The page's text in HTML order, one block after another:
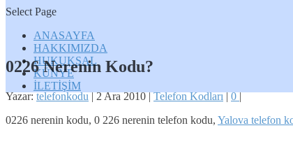
Select Page
ANASAYFA
HAKKIMIZDA
HUKUKSAL
KÜNYE
İLETİŞİM
0226 Nerenin Kodu?
Yazar:telefonkodu|2 Ara 2010|Telefon Kodları|0|
0226 nerenin kodu, 0 226 nerenin telefon kodu, Yalova telefon